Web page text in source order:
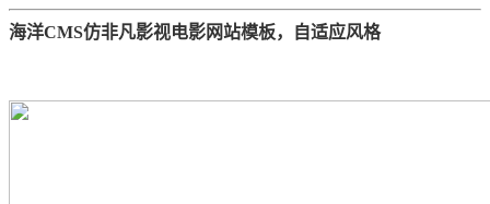
海洋CMS仿非凡影视电影网站模板，自适应风格